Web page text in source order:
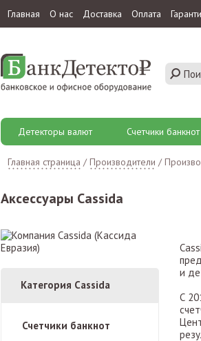
Главная О нас Доставка Оплата
Детекторы валют Счетчики банкнот
Главная страница /Производители /
Аксессуары Cassida
Категория Cassida
Счетчики банкнот
и
С